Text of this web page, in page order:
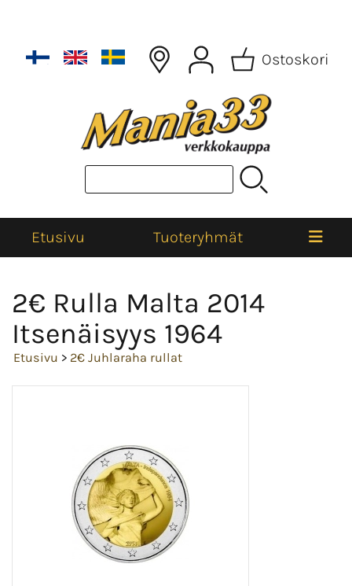
Ostoskori
Etusivu Tuoteryhmät
2€ Rulla Malta 2014
Itsenäisyys 1964
Etusivu > 2€ Juhlaraha rullat